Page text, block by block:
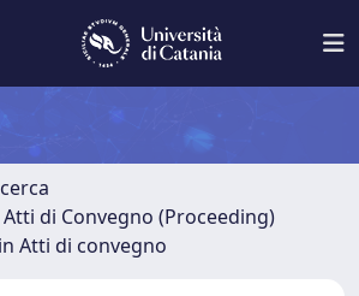
di Convegno (Proceeding)
Atti di convegno